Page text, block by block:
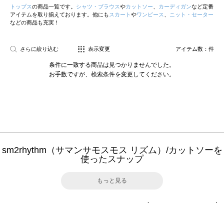
トップスの商品一覧です。 シャツ・ブラウスやカットソー カーディガンなど定番
アイテムを取り揃えております。他にも スカート やワンピース
ニット・セーター
などの商品も充実！
さらに絞り込む 表示変更 アイテム数： 件
条件に一致する商品は見つかりませんでした。
お手数ですが、検索条件を変更してください。
sm2rhythm（サマンサモスモス リズム）/カットソーを
使ったスナップ
もっと見る